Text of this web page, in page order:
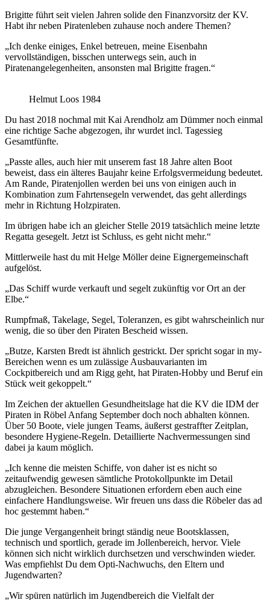
Brigitte führt seit vielen Jahren solide den Finanzvorsitz der KV.
Habt ihr neben Piratenleben zuhause noch andere Themen?
„Ich denke einiges, Enkel betreuen, meine Eisenbahn
vervollständigen, bisschen unterwegs sein, auch in
Piratenangelegenheiten, ansonsten mal Brigitte fragen.“
Helmut Loos 1984
Du hast 2018 nochmal mit Kai Arendholz am Dümmer noch einmal
eine richtige Sache abgezogen, ihr wurdet incl. Tagessieg
Gesamtfünfte.
„Passte alles, auch hier mit unserem fast 18 Jahre alten Boot
beweist, dass ein älteres Baujahr keine Erfolgsvermeidung bedeutet.
Am Rande, Piratenjollen werden bei uns von einigen auch in
Kombination zum Fahrtensegeln verwendet, das geht allerdings
mehr in Richtung Holzpiraten.
Im übrigen habe ich an gleicher Stelle 2019 tatsächlich meine letzte
Regatta gesegelt. Jetzt ist Schluss, es geht nicht mehr.“
Mittlerweile hast du mit Helge Möller deine Eignergemeinschaft
aufgelöst.
„Das Schiff wurde verkauft und segelt zukünftig vor Ort an der
Elbe.“
Rumpfmaß, Takelage, Segel, Toleranzen, es gibt wahrscheinlich nur
wenig, die so über den Piraten Bescheid wissen.
„Butze, Karsten Bredt ist ähnlich gestrickt. Der spricht sogar in my-
Bereichen wenn es um zulässige Ausbauvarianten im
Cockpitbereich und am Rigg geht, hat Piraten-Hobby und Beruf ein
Stück weit gekoppelt.“
Im Zeichen der aktuellen Gesundheitslage hat die KV die IDM der
Piraten in Röbel Anfang September doch noch abhalten können.
Über 50 Boote, viele jungen Teams, äußerst gestraffter Zeitplan,
besondere Hygiene-Regeln. Detaillierte Nachvermessungen sind
dabei ja kaum möglich.
„Ich kenne die meisten Schiffe, von daher ist es nicht so
zeitaufwendig gewesen sämtliche Protokollpunkte im Detail
abzugleichen. Besondere Situationen erfordern eben auch eine
einfachere Handlungsweise. Wir freuen uns dass die Röbeler das ad
hoc gestemmt haben.“
Die junge Vergangenheit bringt ständig neue Bootsklassen,
technisch und sportlich, gerade im Jollenbereich, hervor. Viele
können sich nicht wirklich durchsetzen und verschwinden wieder.
Was empfiehlst Du dem Opti-Nachwuchs, den Eltern und
Jugendwarten?
„Wir spüren natürlich im Jugendbereich die Vielfalt der